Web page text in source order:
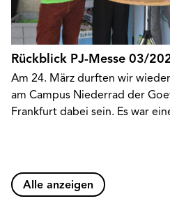
Rückblick PJ-Messe 03/
Am 24. März durften wir
am Campus Niederrad der
Frankfurt dabei sein. Es war
Alle anzeigen